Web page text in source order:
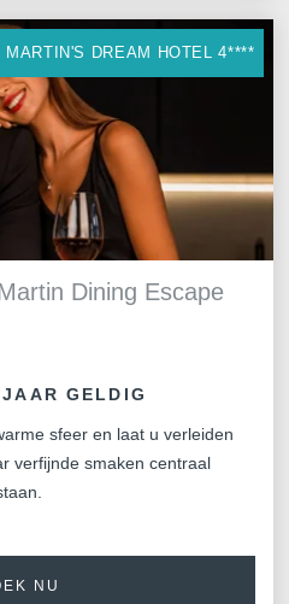
Dining Escape
MARTIN'S DREAM HOTEL 4****
GELDIG
sfeer en laat u verleiden
verfijnde smaken centraal
NU